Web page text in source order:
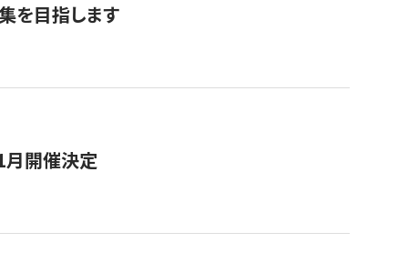
を目指します
月開催決定